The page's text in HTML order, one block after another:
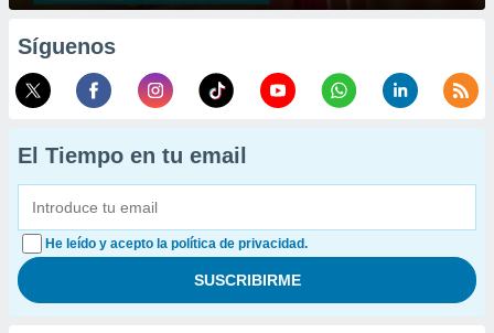
Síguenos
El Tiempo en tu email
He leído y acepto la política de privacidad.